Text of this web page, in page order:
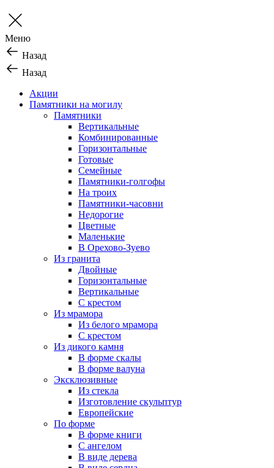
Меню
Назад
Назад
Акции
Памятники на могилу
Памятники
Вертикальные
Комбинированные
Горизонтальные
Готовые
Семейные
Памятники-голгофы
На троих
Памятники-часовни
Недорогие
Цветные
Маленькие
В Орехово-Зуево
Из гранита
Двойные
Горизонтальные
Вертикальные
С крестом
Из мрамора
Из белого мрамора
С крестом
Из дикого камня
В форме скалы
В форме валуна
Эксклюзивные
Из стекла
Изготовление скульптур
Европейские
По форме
В форме книги
С ангелом
В виде дерева